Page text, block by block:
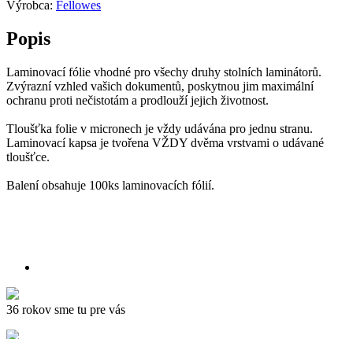
Výrobca: Fellowes
Popis
Laminovací fólie vhodné pro všechy druhy stolních laminátorů.
Zvýrazní vzhled vašich dokumentů, poskytnou jim maximální
ochranu proti nečistotám a prodlouží jejich životnost.
Tloušťka folie v micronech je vždy udávána pro jednu stranu.
Laminovací kapsa je tvořena VŽDY dvěma vrstvami o udávané
tloušťce.
Balení obsahuje 100ks laminovacích fólií.
36 rokov sme tu pre vás